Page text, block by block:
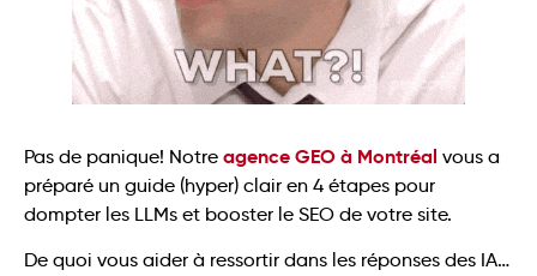
Pas de panique! Notre agence GEO à Montréal vous a
préparé un guide (hyper) clair en 4 étapes pour
dompter les LLMs et booster le SEO de votre site.
De quoi vous aider à ressortir dans les réponses des IA…